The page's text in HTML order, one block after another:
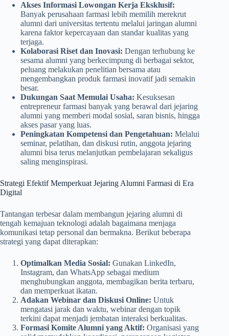
Akses Informasi Lowongan Kerja Eksklusif:
Banyak perusahaan farmasi lebih memilih merekrut
alumni dari universitas tertentu melalui jaringan alumni
karena faktor kepercayaan dan standar kualitas yang
terjaga.
Kolaborasi Riset dan Inovasi: Dengan terhubung ke
sesama alumni yang berkecimpung di berbagai sektor,
peluang melakukan penelitian bersama atau
mengembangkan produk farmasi inovatif jadi semakin
besar.
Dukungan Saat Memulai Usaha: Kesuksesan
entrepreneur farmasi banyak yang berawal dari jejaring
alumni yang memberi modal sosial, saran bisnis, hingga
akses pasar yang luas.
Peningkatan Kompetensi dan Pengetahuan: Melalui
seminar, pelatihan, dan diskusi rutin, anggota jejaring
alumni bisa terus melanjutkan pembelajaran sekaligus
saling menginspirasi.
Strategi Efektif Memperkuat Jejaring Alumni Farmasi di Era
Digital
Tantangan terbesar dalam membangun jejaring alumni di
tengah kemajuan teknologi adalah bagaimana menjaga
komunikasi tetap personal dan bermakna. Berikut beberapa
strategi yang dapat diterapkan:
Optimalkan Media Sosial: Gunakan LinkedIn,
Instagram, dan WhatsApp sebagai medium
menghubungkan anggota, membagikan berita terbaru,
dan memperkuat ikatan.
Adakan Webinar dan Diskusi Online: Untuk
mengatasi jarak dan waktu, webinar dengan topik
terkini dapat menjadi jembatan interaksi berkualitas.
Formasi Komite Alumni yang Aktif: Organisasi yang